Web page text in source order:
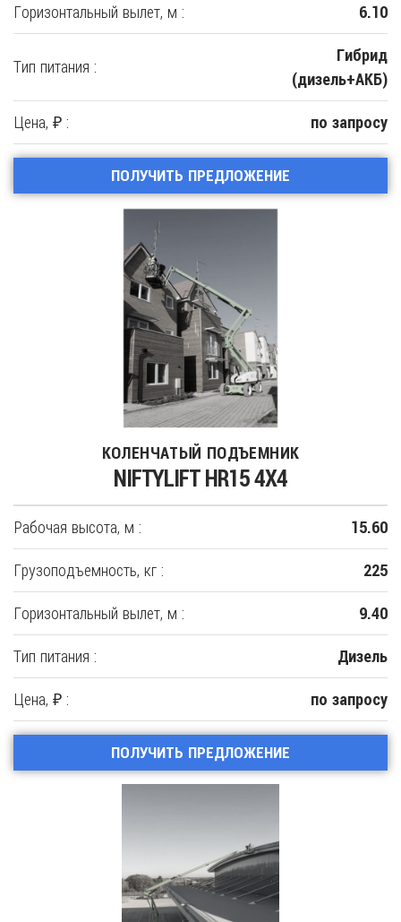
Горизонтальный вылет, м : 6.10
Тип питания :
Гибрид
(дизель+АКБ)
Цена, ₽ : по запросу
ПОЛУЧИТЬ ПРЕДЛОЖЕНИЕ
КОЛЕНЧАТЫЙ ПОДЪЕМНИК
NIFTYLIFT HR15 4X4
Рабочая высота, м : 15.60
Грузоподъемность, кг : 225
Горизонтальный вылет, м : 9.40
Тип питания : Дизель
Цена, ₽ : по запросу
ПОЛУЧИТЬ ПРЕДЛОЖЕНИЕ